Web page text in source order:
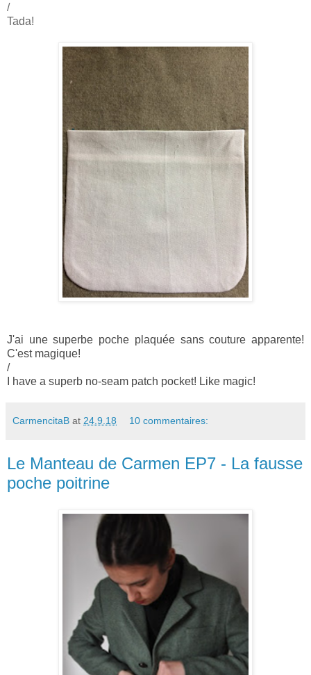
/
Tada!
J'ai une superbe poche plaquée sans couture apparente!
C'est magique!
/
I have a superb no-seam patch pocket! Like magic!
CarmencitaB at 24.9.18 10 commentaires:
Le Manteau de Carmen EP7 - La fausse
poche poitrine